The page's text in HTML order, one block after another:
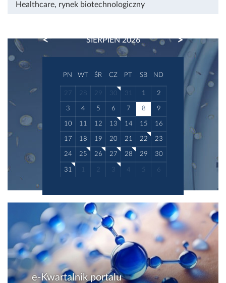
Healthcare, rynek biotechnologiczny
SIERPIEŃ 2026
PREVIOUS NEXT
PN WT ŚR CZ PT SB ND
27 28 29 30 31 1 2
3 4 5 6 7 8 9
10 11 12 13 14 15 16
17 18 19 20 21 22 23
24 25 26 27 28 29 30
31 1 2 3 4 5 6
e-Kwartalnik portalu